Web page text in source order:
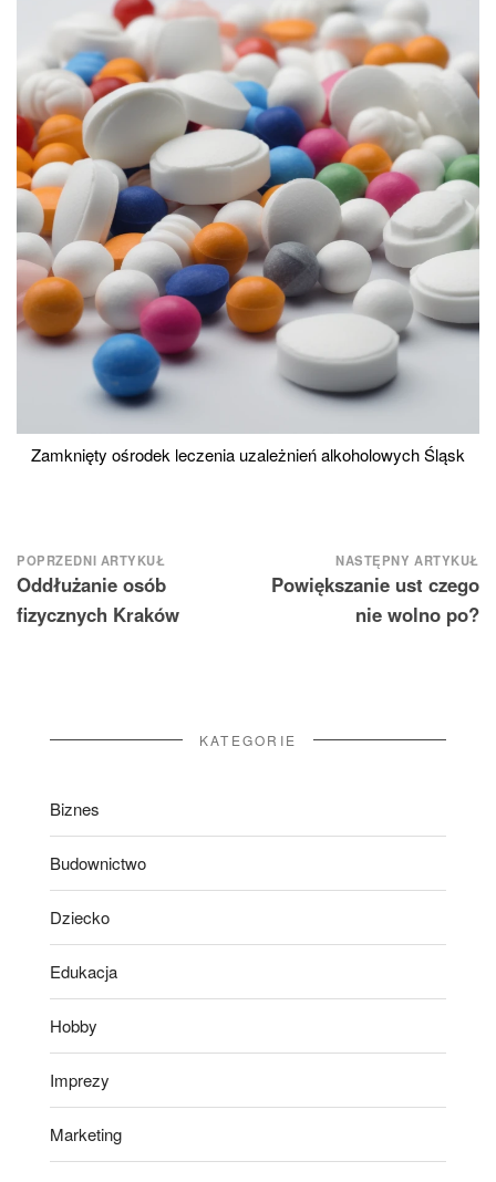
Zamknięty ośrodek leczenia uzależnień alkoholowych Śląsk
Nawigacja
wpisu
POPRZEDNI ARTYKUŁ
Oddłużanie osób
fizycznych Kraków
NASTĘPNY ARTYKUŁ
Powiększanie ust czego
nie wolno po?
KATEGORIE
Biznes
Budownictwo
Dziecko
Edukacja
Hobby
Imprezy
Marketing